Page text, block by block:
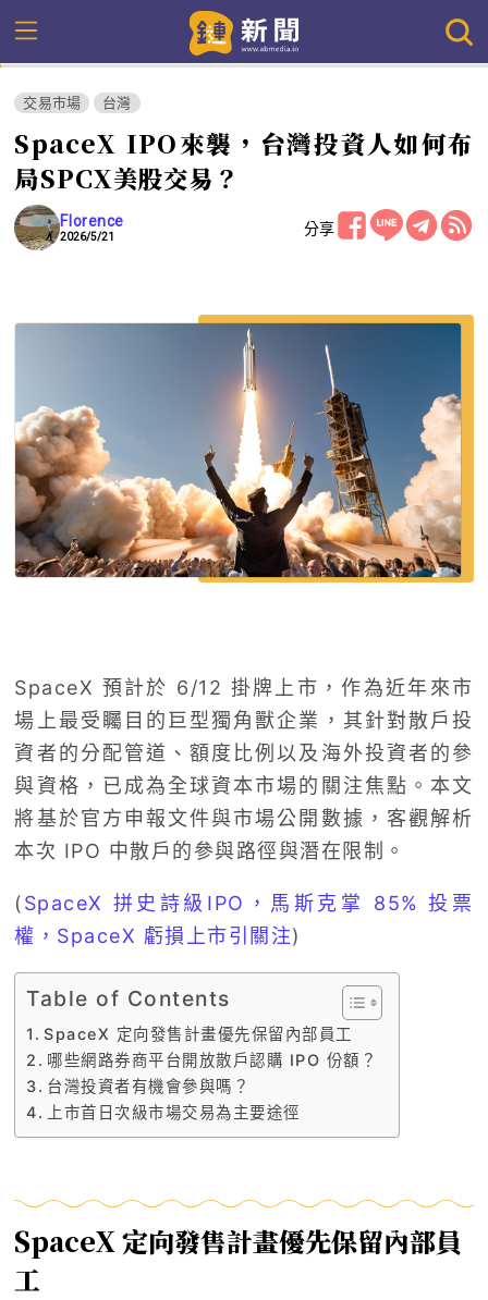
交易市場 台灣
SpaceX IPO來襲，台灣投資人如何布
局SPCX美股交易？
Florence
2026/5/21 分享
SpaceX 預計於 6/12 掛牌上市，作為近年來市
場上最受矚目的巨型獨角獸企業，其針對散戶投
資者的分配管道、額度比例以及海外投資者的參
與資格，已成為全球資本市場的關注焦點。本文
將基於官方申報文件與市場公開數據，客觀解析
本次 IPO 中散戶的參與路徑與潛在限制。
(SpaceX 拼史詩級IPO，馬斯克掌 85% 投票
權，SpaceX 虧損上市引關注)
Table of Contents
SpaceX 定向發售計畫優先保留內部員工
哪些網路券商平台開放散戶認購 IPO 份額？
台灣投資者有機會參與嗎？
上市首日次級市場交易為主要途徑
SpaceX 定向發售計畫優先保留內部員
工